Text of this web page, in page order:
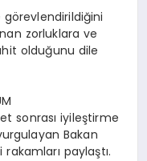
zorluklara ve
olduğunu dile
sonrası iyileştirme
Bakan
paylaştı.